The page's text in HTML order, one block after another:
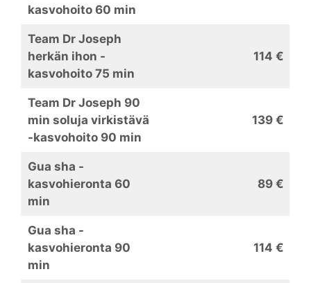
kasvohoito 60 min
Team Dr Joseph
herkän ihon -
kasvohoito 75 min
114 €
Team Dr Joseph 90
min soluja virkistävä
-kasvohoito 90 min
139 €
Gua sha -
kasvohieronta 60
min
89 €
Gua sha -
kasvohieronta 90
min
114 €